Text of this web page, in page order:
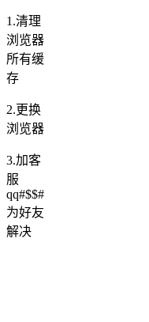
1.清理
浏览器
所有缓
存
2.更换
浏览器
3.加客
服
qq#$$#
为好友
解决